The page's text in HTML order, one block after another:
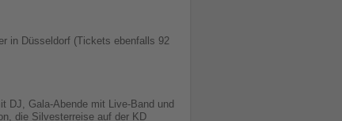
in Düsseldorf (Tickets ebenfalls 92
DJ, Gala-Abende mit Live-Band und
die Silvesterreise auf der KD